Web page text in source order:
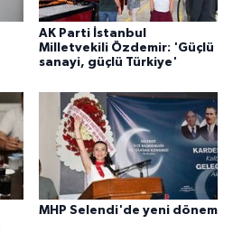
AK Parti İstanbul
Milletvekili Özdemir: 'Güçlü
sanayi, güçlü Türkiye'
MHP Selendi'de yeni dönem